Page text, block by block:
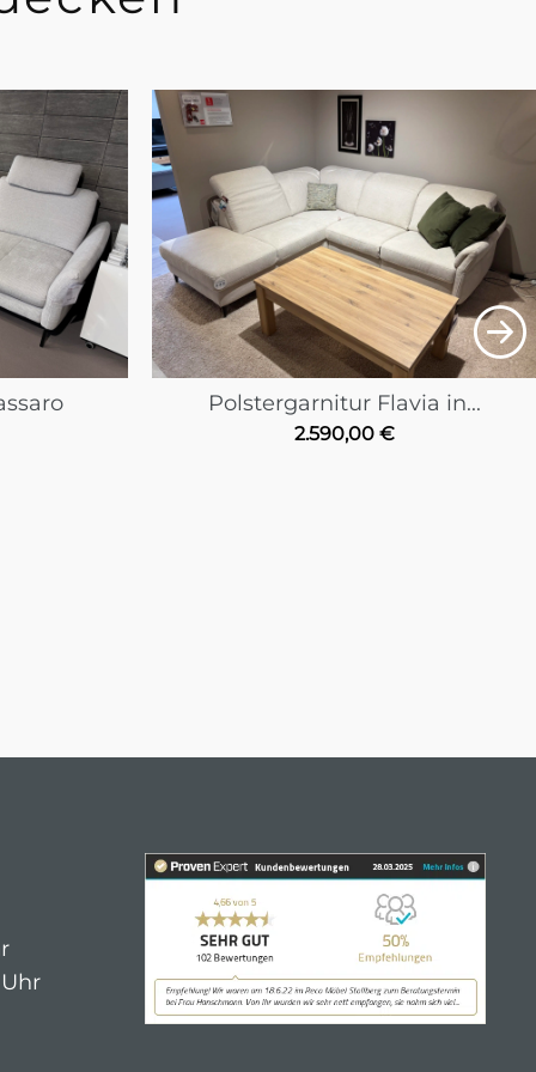
Polstergarnitur Flavia in...
2.590,00 €